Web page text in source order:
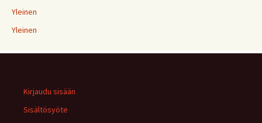
Yleinen
Yleinen
Kirjaudu sisään
Sisältösyöte